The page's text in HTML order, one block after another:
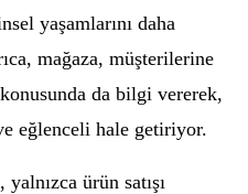
yaşamlarını daha
mağaza, müşterilerine
da bilgi vererek,
eğlenceli hale getiriyor.
ürün satışı